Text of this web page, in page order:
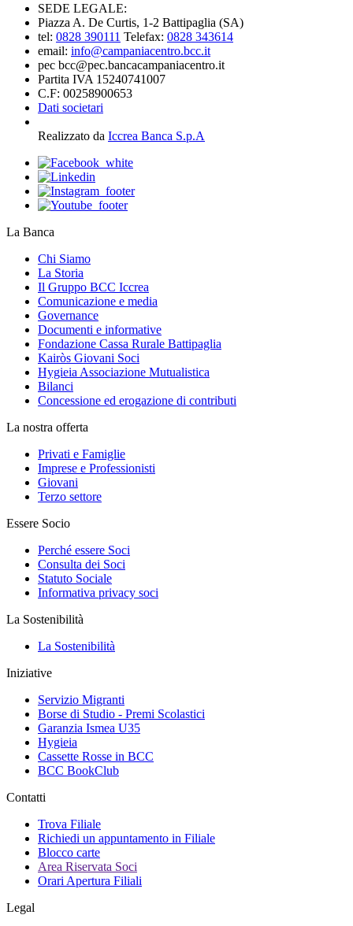
SEDE LEGALE:
Piazza A. De Curtis, 1-2 Battipaglia (SA)
tel: 0828 390111 Telefax: 0828 343614
email: info@campaniacentro.bcc.it
pec bcc@pec.bancacampaniacentro.it
Partita IVA 15240741007
C.F: 00258900653
Dati societari
Realizzato da Iccrea Banca S.p.A
La Banca
Chi Siamo
La Storia
Il Gruppo BCC Iccrea
Comunicazione e media
Governance
Documenti e informative
Fondazione Cassa Rurale Battipaglia
Kairòs Giovani Soci
Hygieia Associazione Mutualistica
Bilanci
Concessione ed erogazione di contributi
La nostra offerta
Privati e Famiglie
Imprese e Professionisti
Giovani
Terzo settore
Essere Socio
Perché essere Soci
Consulta dei Soci
Statuto Sociale
Informativa privacy soci
La Sostenibilità
La Sostenibilità
Iniziative
Servizio Migranti
Borse di Studio - Premi Scolastici
Garanzia Ismea U35
Hygieia
Cassette Rosse in BCC
BCC BookClub
Contatti
Trova Filiale
Richiedi un appuntamento in Filiale
Blocco carte
Area Riservata Soci
Orari Apertura Filiali
Legal